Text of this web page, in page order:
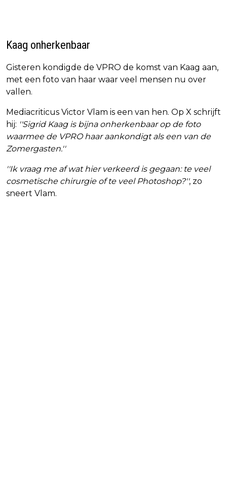
Kaag onherkenbaar
Gisteren kondigde de VPRO de komst van Kaag aan,
met een foto van haar waar veel mensen nu over
vallen.
Mediacriticus Victor Vlam is een van hen. Op X schrijft
hij: ''Sigrid Kaag is bijna onherkenbaar op de foto
waarmee de VPRO haar aankondigt als een van de
Zomergasten.''
''Ik vraag me af wat hier verkeerd is gegaan: te veel
cosmetische chirurgie of te veel Photoshop?'', zo
sneert Vlam.